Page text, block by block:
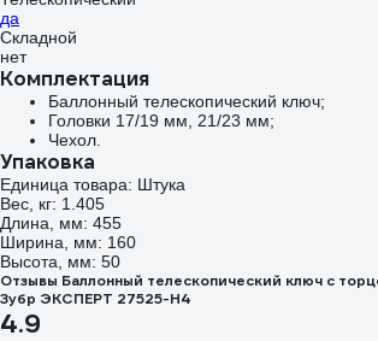
да
Складной
нет
Комплектация
Баллонный телескопический ключ;
Головки 17/19 мм, 21/23 мм;
Чехол.
Упаковка
Единица товара: Штука
Вес, кг: 1.405
Длина, мм: 455
Ширина, мм: 160
Высота, мм: 50
Отзывы Баллонный телескопический ключ с
Зубр ЭКСПЕРТ 27525-H4
4.9